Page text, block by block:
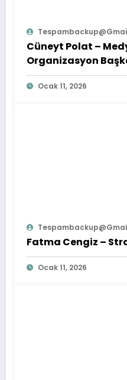
Cüneyt Polat –
Organizasyon
Ocak 11, 2026
Fatma Cengiz –
Ocak 11, 2026